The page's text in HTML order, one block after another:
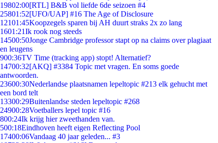
19802:00[RTL] B&B vol liefde 6de seizoen #4
25801:52[UFO/UAP] #16 The Age of Disclosure
12101:45Koopzegels sparen bij AH duurt straks 2x zo lang
1601:21Ik rook nog steeds
14500:50Jonge Cambridge professor stapt op na claims over plagiaat
en leugens
900:36TV Time (tracking app) stopt! Alternatief?
14700:32[AKQ] #3384 Topic met vragen. En soms goede
antwoorden.
23600:30Nederlandse plaatsnamen lepeltopic #213 elk gehucht met
een bord telt
13300:29Buitenlandse steden lepeltopic #268
24900:28Voetballers lepel topic #16
800:24Ik krijg hier zweethanden van.
500:18Eindhoven heeft eigen Reflecting Pool
17400:06Vandaag 40 jaar geleden... #3